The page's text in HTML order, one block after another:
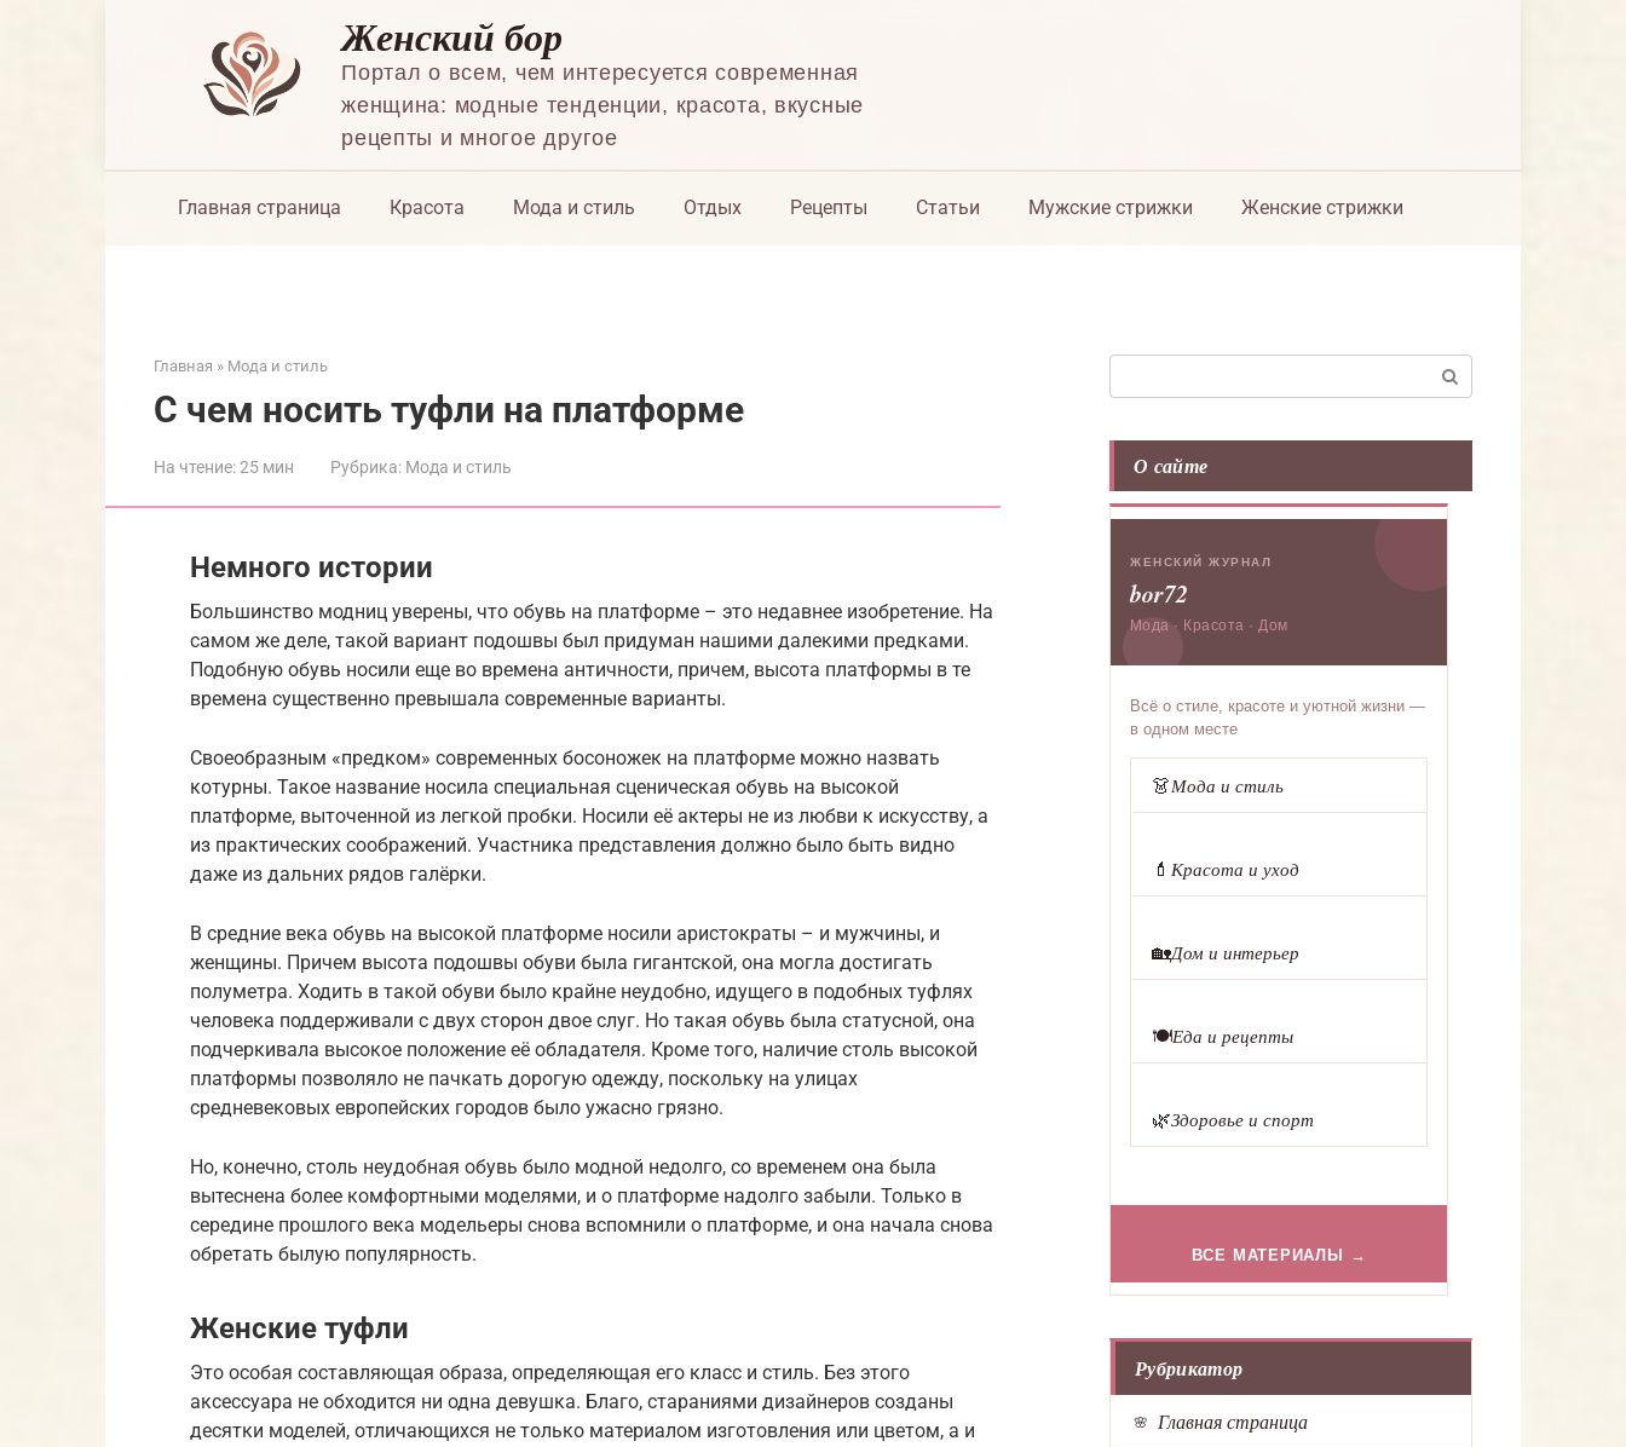
Женский бор
Портал о всем, чем интересуется современная
женщина: модные тенденции, красота, вкусные
рецепты и многое другое
Главная страница Красота Мода и стиль Отдых Рецепты Статьи Мужские стрижки Женские стрижки
Главная » Мода и стиль
С чем носить туфли на платформе
На чтение:25 мин Рубрика: Мода и стиль
Немного истории
Большинство модниц уверены, что обувь на платформе – это недавнее изобретение. На
самом же деле, такой вариант подошвы был придуман нашими далекими предками.
Подобную обувь носили еще во времена античности, причем, высота платформы в те
времена существенно превышала современные варианты.
Своеобразным «предком» современных босоножек на платформе можно назвать
котурны. Такое название носила специальная сценическая обувь на высокой
платформе, выточенной из легкой пробки. Носили её актеры не из любви к искусству, а
из практических соображений. Участника представления должно было быть видно
даже из дальних рядов галёрки.
В средние века обувь на высокой платформе носили аристократы – и мужчины, и
женщины. Причем высота подошвы обуви была гигантской, она могла достигать
полуметра. Ходить в такой обуви было крайне неудобно, идущего в подобных туфлях
человека поддерживали с двух сторон двое слуг. Но такая обувь была статусной, она
подчеркивала высокое положение её обладателя. Кроме того, наличие столь высокой
платформы позволяло не пачкать дорогую одежду, поскольку на улицах
средневековых европейских городов было ужасно грязно.
Но, конечно, столь неудобная обувь было модной недолго, со временем она была
вытеснена более комфортными моделями, и о платформе надолго забыли. Только в
середине прошлого века модельеры снова вспомнили о платформе, и она начала снова
обретать былую популярность.
Женские туфли
Это особая составляющая образа, определяющая его класс и стиль. Без этого
аксессуара не обходится ни одна девушка. Благо, стараниями дизайнеров созданы
десятки моделей, отличающихся не только материалом изготовления или цветом, а и
О сайте
ЖЕНСКИЙ ЖУРНАЛ
bor72
Мода · Красота · Дом
Всё о стиле, красоте и уютной жизни —
в одном месте
👗Мода и стиль
💄 Красота и уход
🏡Дом и интерьер
🍽️Еда и рецепты
🌿Здоровье и спорт
ВСЕ МАТЕРИАЛЫ →
Рубрикатор
Главная страница